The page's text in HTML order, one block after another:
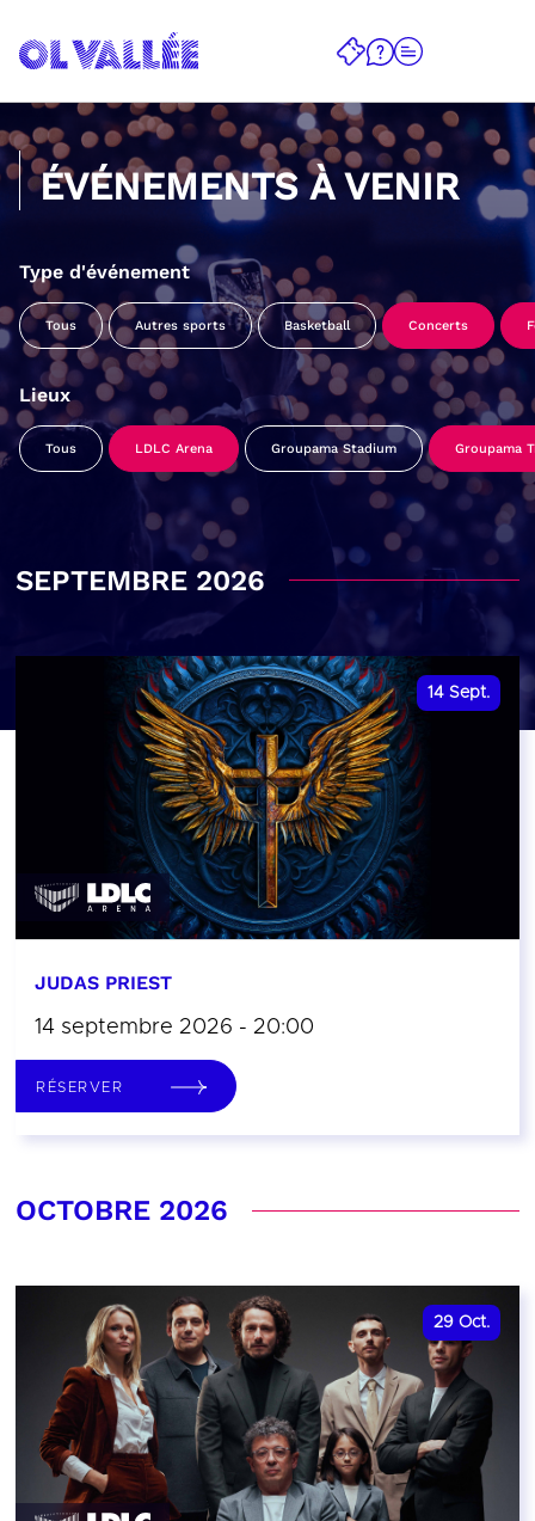
ÉVÉNEMENTS À VENIR
Type d'événement
Tous Autres sports Basketball Concerts
Lieux
Tous LDLC Arena Groupama Stadium Groupama
SEPTEMBRE 2026
14 Sept.
JUDAS PRIEST
14 septembre 2026 - 20:00
RÉSERVER
OCTOBRE 2026
29 Oct.